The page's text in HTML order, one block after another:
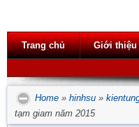
Trang chủ Giới thiệu
Home » hinhsu »
tạm giam năm 2015